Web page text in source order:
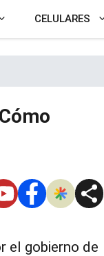
CELULARES
el gobierno de